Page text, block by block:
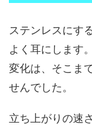
ステンレスにす
よく耳にします
変化は、そこま
せんでした。
立ち上がりの速